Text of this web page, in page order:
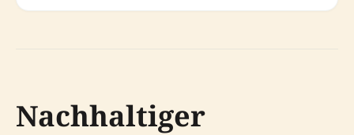
Nachhaltiger